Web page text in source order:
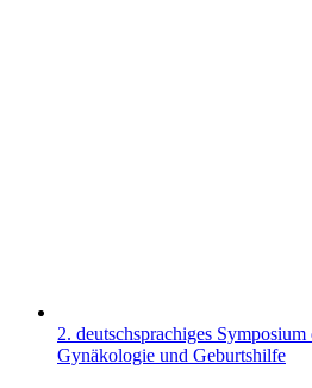
2. deutschsprachiges
Gynäkologie und Geburtshilfe